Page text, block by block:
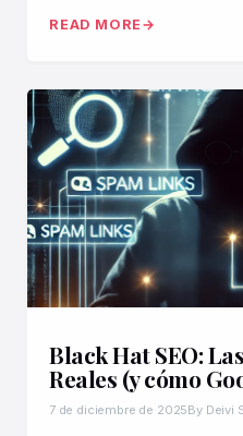
READ MORE
Black Hat SEO:
Reales (y cómo
7 de diciembre de 2025By Deivi